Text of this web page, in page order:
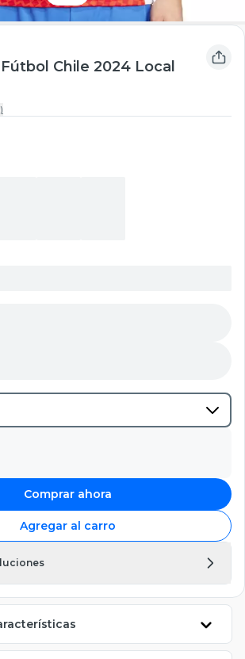
Chile 2024 Local
)
Comprar ahora
Agregar al carro